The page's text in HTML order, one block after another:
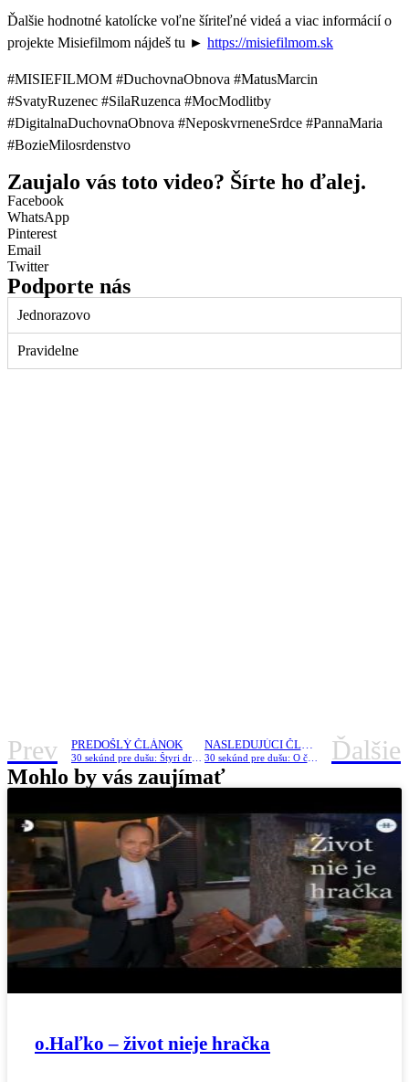
Ďalšie hodnotné katolícke voľne šíriteľné videá a viac informácií o
projekte Misiefilmom nájdeš tu ► https://misiefilmom.sk
#MISIEFILMOM #DuchovnaObnova #MatusMarcin
#SvatyRuzenec #SilaRuzenca #MocModlitby
#DigitalnaDuchovnaObnova #NeposkvrneneSrdce #PannaMaria
#BozieMilosrdenstvo
Zaujalo vás toto video? Šírte ho ďalej.
Facebook
WhatsApp
Pinterest
Email
Twitter
Podporte nás
Jednorazovo
Pravidelne
Prev PREDOŠLÝ ČLÁNOK NASLEDUJÚCI ČLÁNOK
30 sekúnd pre dušu: O červenom svetielku /o. Kuffa/ Ďalšie
Mohlo by vás zaujímať
o.Haľko – život nieje hračka